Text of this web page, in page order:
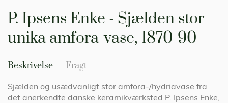
P. Ipsens Enke - Sjælden stor
unika amfora-vase, 1870-90
Beskrivelse
Sjælden og usædvanligt stor amfora-/hydriavase fra
det anerkendte danske keramikværksted P. Ipsens Enke,
Fragt
starten
billedgalleriet